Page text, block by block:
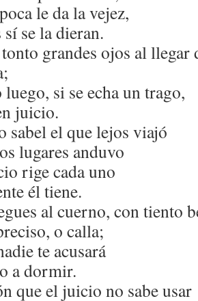
le da la vejez,
sí se la dieran.
grandes ojos al
si se echa un trago,
juicio.
sabel el que lejos viajó
lugares anduvo
rige cada uno
él tiene.
al cuerno, con tiento
o calla;
te acusará
a dormir.
que el juicio no sabe usar